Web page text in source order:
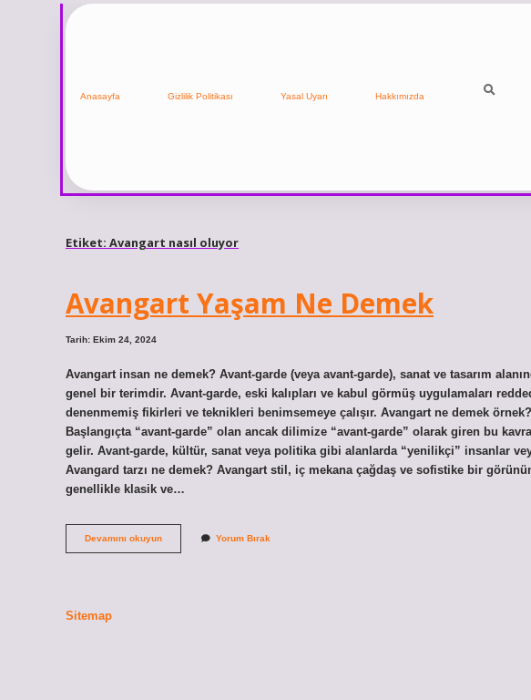
Anasayfa Gizlilik Politikası Yasal Uyarı Hakkımızda
Etiket: Avangart nasıl oluyor
Avangart Yaşam Ne Demek
Tarih: Ekim 24, 2024
Avangart insan ne demek? Avant-garde (veya avant-garde), sanat ve tasarım
genel bir terimdir. Avant-garde, eski kalıpları ve kabul görmüş uygulamaları
denenmemiş fikirleri ve teknikleri benimsemeye çalışır. Avangart ne demek
Başlangıçta “avant-garde” olan ancak dilimize “avant-garde” olarak giren bu
gelir. Avant-garde, kültür, sanat veya politika gibi alanlarda “yenilikçi” insanlar
Avangard tarzı ne demek? Avangart stil, iç mekana çağdaş ve sofistike bir
genellikle klasik ve…
Devamını okuyunAvangart
Yaşam
Yorum Bırak
Sitemap